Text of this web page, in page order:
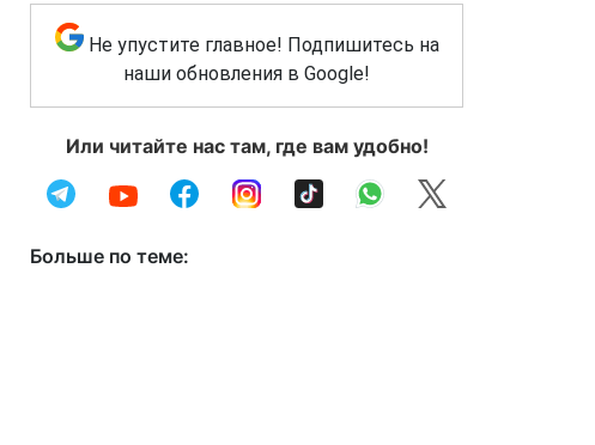
Не упустите главное! Подпишитесь на
наши обновления в Google!
Или читайте нас там, где вам удобно!
Больше по теме: